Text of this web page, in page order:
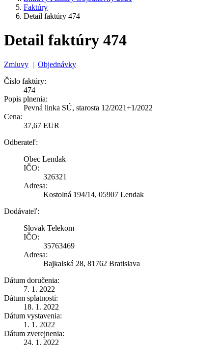
Faktúry
Detail faktúry 474
Detail faktúry 474
Zmluvy | Objednávky
Číslo faktúry:
474
Popis plnenia:
Pevná linka SÚ, starosta 12/2021+1/2022
Cena:
37,67 EUR
Odberateľ:
Obec Lendak
IČO:
326321
Adresa:
Kostolná 194/14, 05907 Lendak
Dodávateľ:
Slovak Telekom
IČO:
35763469
Adresa:
Bajkalská 28, 81762 Bratislava
Dátum doručenia:
7. 1. 2022
Dátum splatnosti:
18. 1. 2022
Dátum vystavenia:
1. 1. 2022
Dátum zverejnenia:
24. 1. 2022